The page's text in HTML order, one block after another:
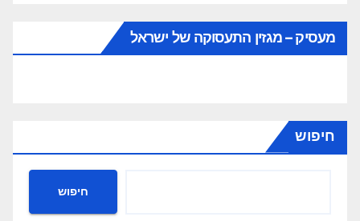
מעסיק – מגזין התעסוקה של ישראל
חיפוש
חיפוש